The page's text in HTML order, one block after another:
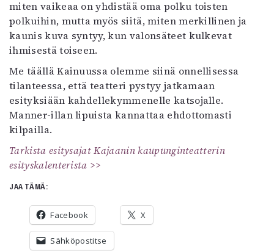
miten vaikeaa on yhdistää oma polku toisten
polkuihin, mutta myös siitä, miten merkillinen ja
kaunis kuva syntyy, kun valonsäteet kulkevat
ihmisestä toiseen.
Me täällä Kainuussa olemme siinä onnellisessa
tilanteessa, että teatteri pystyy jatkamaan
esityksiään kahdellekymmenelle katsojalle.
Manner-illan lipuista kannattaa ehdottomasti
kilpailla.
Tarkista esitysajat Kajaanin kaupunginteatterin
esityskalenterista >>
JAA TÄMÄ:
Facebook X
Sähköpostitse